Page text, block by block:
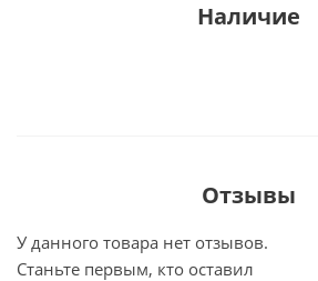
Наличие
Отзывы
У данного товара нет отзывов.
Станьте первым, кто оставил